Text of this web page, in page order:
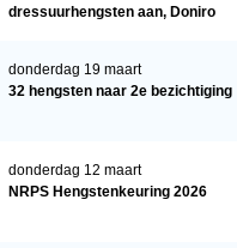
dressuurhengsten aan, Doniro
donderdag 19 maart
32 hengsten naar 2e bezichtiging
donderdag 12 maart
NRPS Hengstenkeuring 2026